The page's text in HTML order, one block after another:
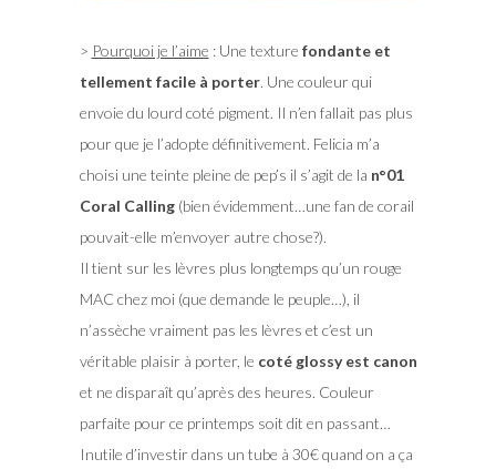
> Pourquoi je l’aime : Une texture fondante et
tellement facile à porter. Une couleur qui
envoie du lourd coté pigment. Il n’en fallait pas plus
pour que je l’adopte définitivement. Felicia m’a
choisi une teinte pleine de pep’s il s’agit de la n°01
Coral Calling(bien évidemment…une fan de corail
pouvait-elle m’envoyer autre chose?).
Il tient sur les lèvres plus longtemps qu’un rouge
MAC chez moi (que demande le peuple…), il
n’assèche vraiment pas les lèvres et c’est un
véritable plaisir à porter, le coté glossy est canon
et ne disparaît qu’après des heures. Couleur
parfaite pour ce printemps soit dit en passant…
Inutile d’investir dans un tube à 30€ quand on a ça